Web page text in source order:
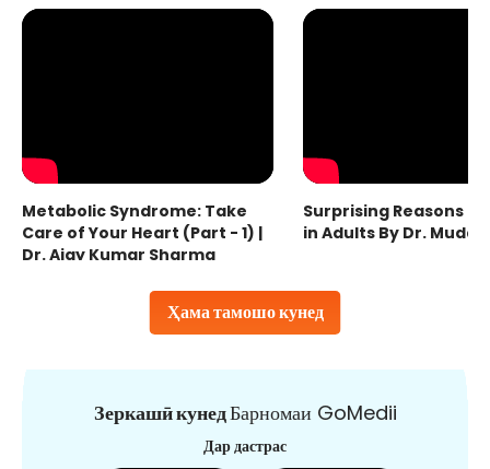
Ҳама тамошо кунед
Metabolic Syndrome: Take
Care of Your Heart (Part - 1) |
Dr. Ajay Kumar Sharma
Surprising Reasons
in Adults By Dr.
Зеркашӣ кунедБарномаи GoMedii
Дар дастрас